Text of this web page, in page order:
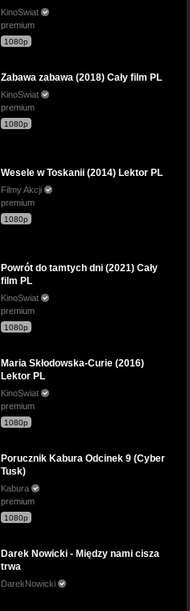
KinoSwiat
premium
1080p
Zabawa zabawa (2018) Cały film PL
KinoSwiat
premium
1080p
Wesele w Toskanii (2014) Lektor PL
Filmy Akcji
premium
1080p
Powrót do tamtych dni (2021) Cały
film PL
KinoSwiat
premium
1080p
Maria Skłodowska-Curie (2016)
Lektor PL
KinoSwiat
premium
1080p
Porucznik Kabura Odcinek 9 (Cyber
Tusk)
Kabura
premium
1080p
Darek Nowicki - Między nami cisza
trwa
DarekNowicki